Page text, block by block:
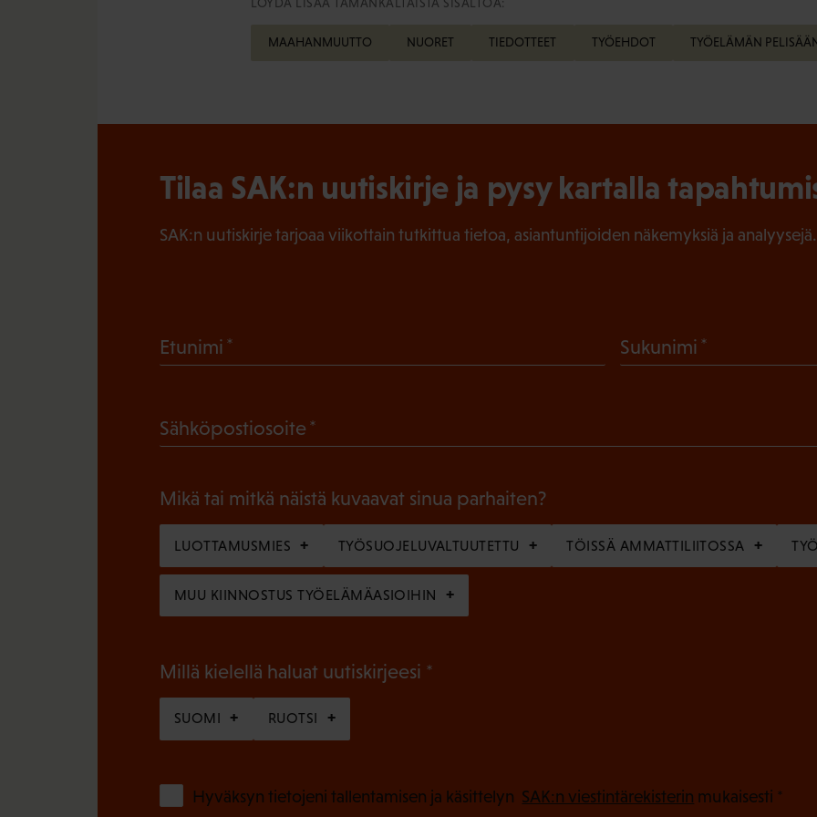
MAAHANMUUTTO NUORET TIEDOTTEET TYÖEHDOT TYÖELÄMÄN
Tilaa SAK:n uutiskirje ja pysy kartalla
SAK:n uutiskirje tarjoaa viikottain tutkittua tietoa, asiantuntijoiden näkemyksiä ja analyysejä.
Etunimi
k
l
l
i
n
e
)
Sukunimi
l
i
Sähköpostiosoite
a
l
l
n
e
n
Mikä tai mitkä näistä kuvaavat sinua parhaiten?
LUOTTAMUSMIES TYÖSUOJELUVALTUUTETTU TÖISSÄ AMMATTILIITOSSA
MUU KIINNOSTUS TYÖELÄMÄASIOIHIN
Millä kielellä haluat uutiskirjeesi
o
SUOMI RUOTSI
Hyväksyn tietojeni tallentamisen ja käsittelyn SAK:n viestintärekisterin mukaisesti *